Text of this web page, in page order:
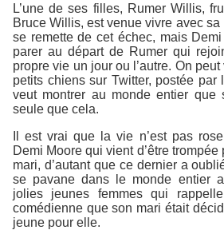
L’une de ses filles, Rumer Willis,
Bruce Willis, est venue vivre avec sa
se remette de cet échec, mais
parer au départ de Rumer qui
propre vie un jour ou l’autre. On
petits chiens sur Twitter, postée par
veut montrer au monde entier que
seule que cela.
Il est vrai que la vie n’est pas
Demi Moore qui vient d’être
mari, d’autant que ce dernier a
se pavane dans le monde entier
jolies jeunes femmes qui
comédienne que son mari était
jeune pour elle.